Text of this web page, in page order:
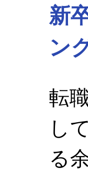
新
ン
転
し
る